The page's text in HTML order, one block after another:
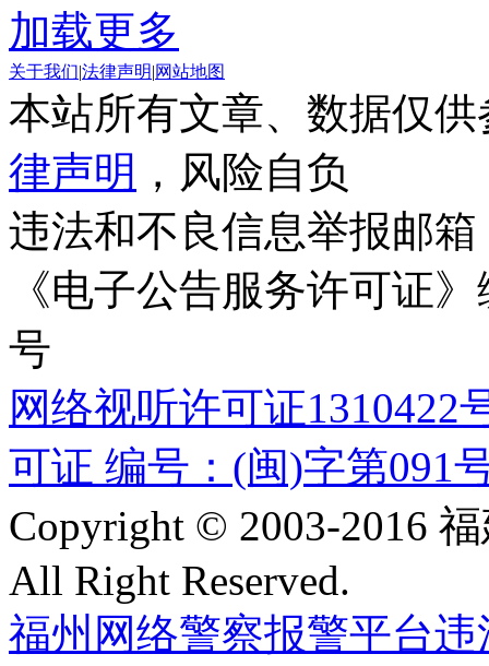
加载更多
关于我们|法律声明|网站地图
本站所有文章、数据仅
律声明 ，风险自负
违法和不良信息举报邮箱
《电子公告服务许可证
号
网络视听许可证1310422
可证 编号：(闽)字第091
Copyright © 2003-2016
All Right Reserved.
福州网络警察报警平台违